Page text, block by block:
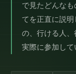
で見たどんなも
てを正直に説
の、行ける人、
実際に参加して